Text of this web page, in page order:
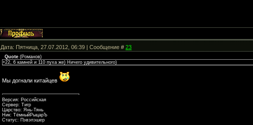
Дата: Пятница, 27.07.2012, 06:39 | Сообщение #23
Quote (Романов)
+22, 6 камней и 110 пуха же) Ничего удивительного)
Мы догнали китайцев
Версия: Российская
Сервер: Тигр
Царство: Янь-Тянь
Ник: ТёмныйРыцарЪ
Статус: Пэвэпэшер